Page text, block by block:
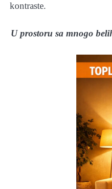
kontraste.
U prostoru sa mnogo